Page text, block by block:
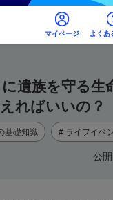
マイページ よくあ
遺族を守る生
ればいいの？
基礎知識 # ライフイベ
公